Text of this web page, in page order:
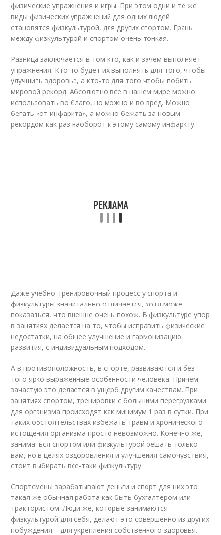
физические упражнения и игры. При этом одни и те же
виды физических упражнений для одних людей
становятся физкультурой, для других спортом. Грань
между физкультурой и спортом очень тонкая.
Разница заключается в том кто, как и зачем выполняет
упражнения. Кто-то будет их выполнять для того, чтобы
улучшить здоровье, а кто-то для того чтобы побить
мировой рекорд. Абсолютно все в нашем мире можно
использовать во благо, но можно и во вред. Можно
бегать «от инфаркта», а можно бежать за новым
рекордом как раз наоборот к этому самому инфаркту.
Даже учебно-тренировочный процесс у спорта и
физкультуры значитально отличается, хотя может
показаться, что внешне очень похож. В физкультуре упор
в занятиях делается на то, чтобы исправить физические
недостатки, на общее улучшение и гармонизацию
развития, с индивидуальным подходом.
А в противоположность, в спорте, развиваются и без
того ярко выраженные особенности человека. Причем
зачастую это делается в ущерб другим качествам. При
занятиях спортом, тренировки с большими перегрузками
для организма происходят как минимум 1 раз в сутки. При
таких обстоятельствах избежать травм и хронического
истощения организма просто невозможно. Конечно же,
заниматься спортом или физкультурой решать только
вам, но в целях оздоровления и улучшения самочувствия,
стоит выбирать все-таки физкультуру.
Спортсмены зарабатывают деньги и спорт для них это
такая же обычная работа как быть бухгалтером или
трактористом. Люди же, которые занимаются
физкультурой для себя, делают это совершенно из других
побуждения – для укрепления собственного здоровья.